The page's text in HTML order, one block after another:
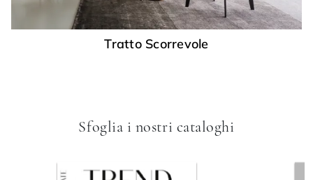
Tratto Scorrevole
Sfoglia i nostri cataloghi